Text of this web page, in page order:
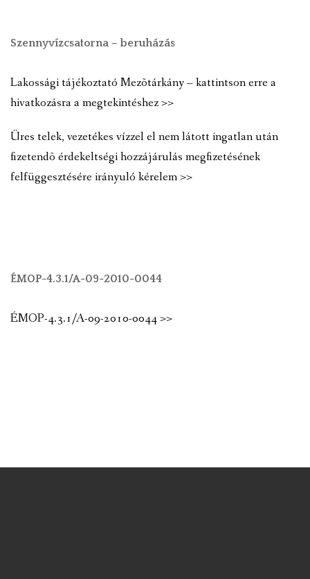
Szennyvízcsatorna – beruházás
Lakossági tájékoztató Mezõtárkány – kattintson erre a
hivatkozásra a megtekintéshez >>
Üres telek, vezetékes vízzel el nem látott ingatlan után
fizetendõ érdekeltségi hozzájárulás megfizetésének
felfüggesztésére irányuló kérelem >>
ÉMOP-4.3.1/A-09-2010-0044
ÉMOP-4.3.1/A-09-2010-0044 >>